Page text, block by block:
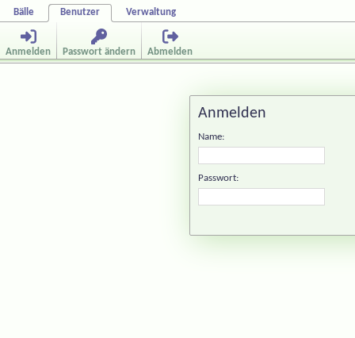
Bälle Benutzer Verwaltung
Anmelden Passwort ändern Abmelden
Anmelden
Name:
Passwort: